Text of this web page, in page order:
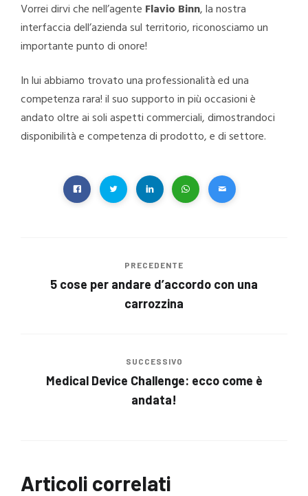
Vorrei dirvi che nell’agente Flavio Binn, la nostra
interfaccia dell’azienda sul territorio, riconosciamo un
importante punto di onore!
In lui abbiamo trovato una professionalità ed una
competenza rara! il suo supporto in più occasioni è
andato oltre ai soli aspetti commerciali, dimostrandoci
disponibilità e competenza di prodotto, e di settore.
PRECEDENTE
5 cose per andare d’accordo con una
carrozzina
SUCCESSIVO
Medical Device Challenge: ecco come è
andata!
Articoli correlati